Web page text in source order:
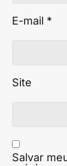
E-mail *
Site
Salvar